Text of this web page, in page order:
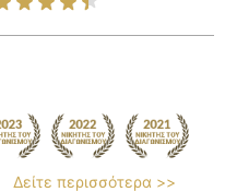
Δείτε περισσότερα >>